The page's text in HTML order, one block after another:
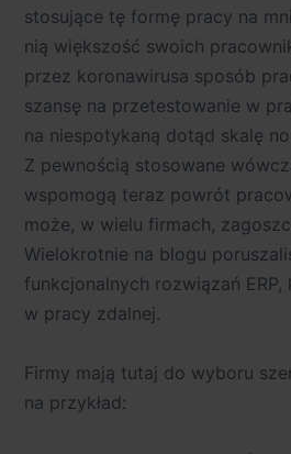
stosujące tę formę pracy na
nią większość swoich
przez koronawirusa sposób
szansę na przetestowanie w
na niespotykaną dotąd skalę
Z pewnością stosowane
wspomogą teraz powrót
może, w wielu firmach,
Wielokrotnie na blogu
funkcjonalnych rozwiązań
w pracy zdalnej.
Firmy mają tutaj do wyboru
na przykład: